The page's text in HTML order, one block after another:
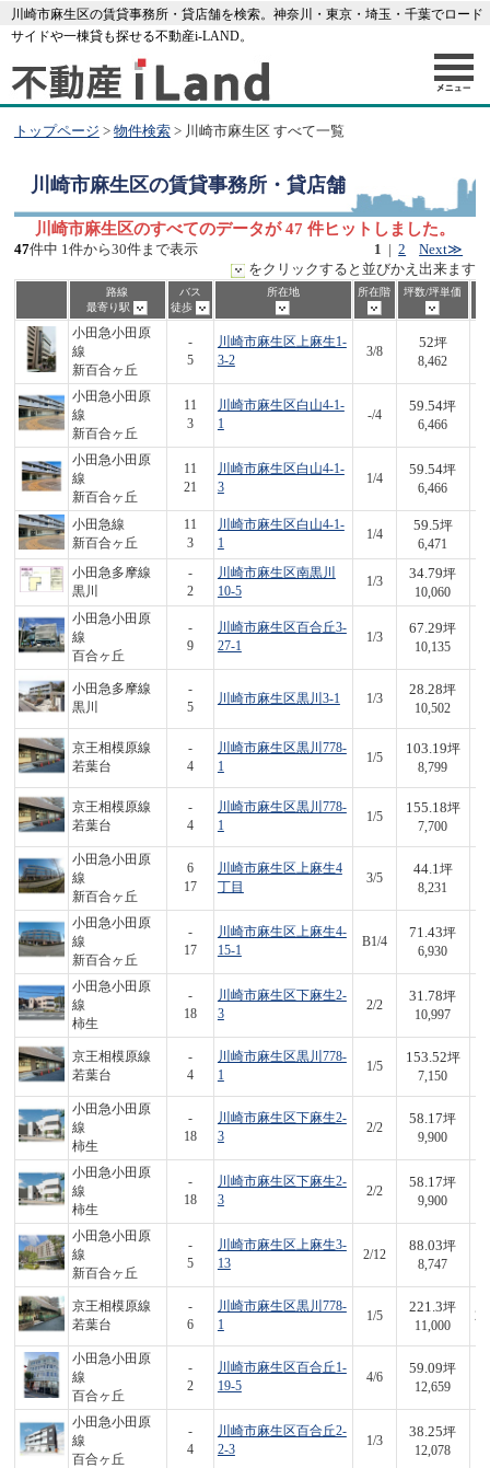
川崎市麻生区の賃貸事務所・貸店舗を検索。神奈川・東京・埼玉・千葉でロード
サイドや一棟貸も探せる不動産i-LAND。
トップページ > 物件検索> 川崎市麻生区 すべて一覧
川崎市麻生区の賃貸事務所・貸店舗
川崎市麻生区のすべてのデータが 47 件ヒットしました。
1 |2 Next≫
47件中 1件から30件まで表示
をクリックすると並びかえ出来ます
路線
最寄り駅
バス
徒歩
所在地 所在階 坪数/坪単価
小田急小田原
線
新百合ヶ丘
-
5
川崎市麻生区上麻生1-
3-2
3/8
52坪
8,462
小田急小田原
線
新百合ヶ丘
11
3
川崎市麻生区白山4-1-
1
-/4
59.54坪
6,466
小田急小田原
線
新百合ヶ丘
11
21
川崎市麻生区白山4-1-
3
1/4
59.54坪
6,466
小田急線
新百合ヶ丘
11
3
川崎市麻生区白山4-1-
1
1/4
59.5坪
6,471
小田急多摩線
黒川
-
2
川崎市麻生区南黒川
10-5
1/3
34.79坪
10,060
小田急小田原
線
百合ヶ丘
-
9
川崎市麻生区百合丘3-
27-1
1/3
67.29坪
10,135
小田急多摩線
黒川
-
5
川崎市麻生区黒川3-1 1/3
28.28坪
10,502
京王相模原線
若葉台
-
4
川崎市麻生区黒川778-
1
1/5
103.19坪
8,799
京王相模原線
若葉台
-
4
川崎市麻生区黒川778-
1
1/5
155.18坪
7,700
小田急小田原
線
新百合ヶ丘
6
17
川崎市麻生区上麻生4
丁目
3/5
44.1 坪
8,231
小田急小田原
線
新百合ヶ丘
-
17
川崎市麻生区上麻生4-
15-1
B1/4
71.43坪
6,930
小田急小田原
線
柿生
-
18
川崎市麻生区下麻生2-
3
2/2
31.78坪
10,997
京王相模原線
若葉台
-
4
川崎市麻生区黒川778-
1
1/5
153.52坪
7,150
小田急小田原
線
柿生
-
18
川崎市麻生区下麻生2-
3
2/2
58.17坪
9,900
小田急小田原
線
柿生
-
18
川崎市麻生区下麻生2-
3
2/2
58.17坪
9,900
小田急小田原
線
新百合ヶ丘
-
5
川崎市麻生区上麻生3-
13
2/12
88.03坪
8,747
京王相模原線
若葉台
-
6
川崎市麻生区黒川778-
1
1/5
221.3坪
11,000
小田急小田原
線
百合ヶ丘
-
2
川崎市麻生区百合丘1-
19-5
4/6
59.09坪
12,659
小田急小田原
線
百合ヶ丘
-
4
川崎市麻生区百合丘2-
2-3
1/3
38.25坪
12,078